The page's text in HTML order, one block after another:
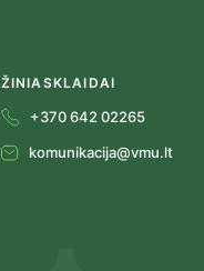
ŽINIASKLAIDAI
+370 642 02265
komunikacija@vmu.lt